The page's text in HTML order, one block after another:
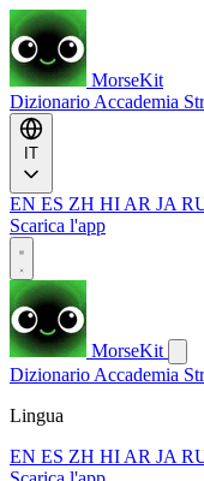
MorseKit
Dizionario Accademia
EN ES ZH HI AR JA
Scarica l'app
MorseKit
Dizionario Accademia
Lingua
EN ES ZH HI AR JA